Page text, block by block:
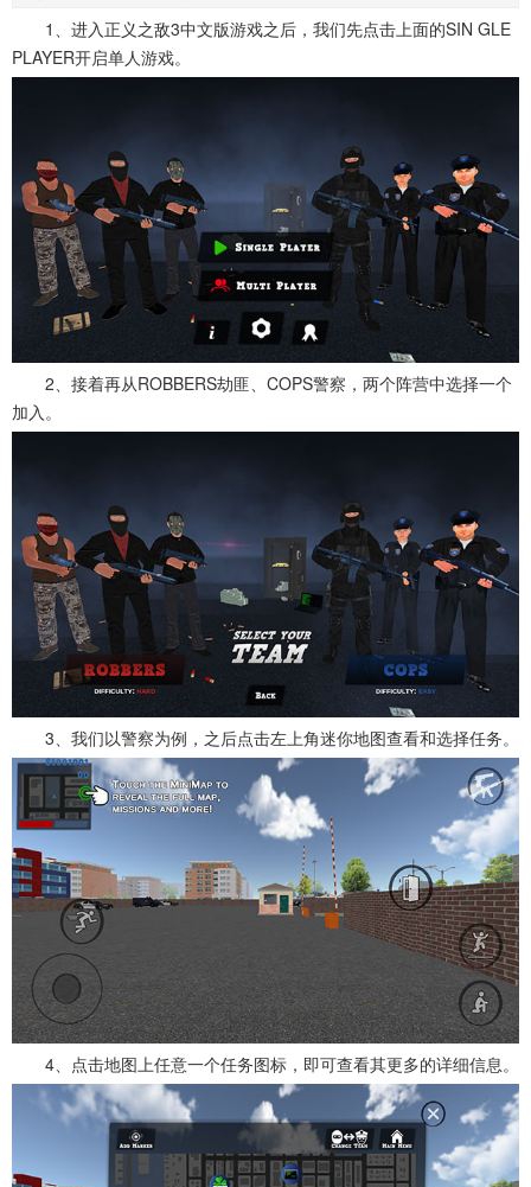
1、进入正义之敌3中文版游戏之后，我们先点击上面的SIN GLE
PLAYER开启单人游戏。
2、接着再从ROBBERS劫匪、COPS警察，两个阵营中选择一个
加入。
3、我们以警察为例，之后点击左上角迷你地图查看和选择任务。
4、点击地图上任意一个任务图标，即可查看其更多的详细信息。